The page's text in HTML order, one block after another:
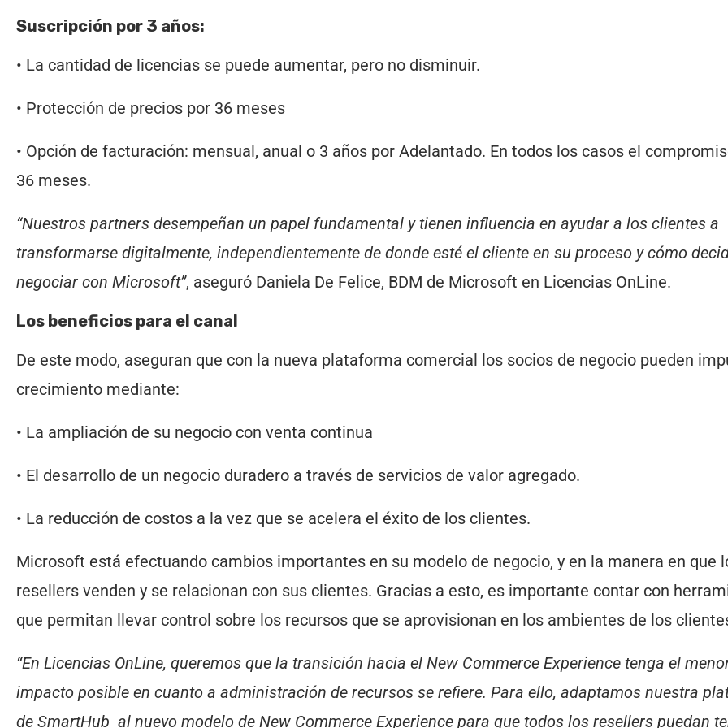
Suscripción por 3 años:
• La cantidad de licencias se puede aumentar, pero no disminuir.
• Protección de precios por 36 meses
• Opción de facturación: mensual, anual o 3 años por Adelantado. En todos los casos el
36 meses.
“Nuestros partners desempeñan un papel fundamental y tienen influencia en ayudar a los clientes a
transformarse digitalmente, independientemente de donde esté el cliente en su proceso y cómo
negociar con Microsoft”, aseguró Daniela De Felice, BDM de Microsoft en Licencias OnLine.
Los beneficios para el canal
De este modo, aseguran que con la nueva plataforma comercial los socios de negocio pueden
crecimiento mediante:
• La ampliación de su negocio con venta continua
• El desarrollo de un negocio duradero a través de servicios de valor agregado.
• La reducción de costos a la vez que se acelera el éxito de los clientes.
Microsoft está efectuando cambios importantes en su modelo de negocio, y en la manera en que
resellers venden y se relacionan con sus clientes. Gracias a esto, es importante contar con
que permitan llevar control sobre los recursos que se aprovisionan en los ambientes de los
“En Licencias OnLine, queremos que la transición hacia el New Commerce Experience tenga el
impacto posible en cuanto a administración de recursos se refiere. Para ello, adaptamos nuestra
de SmartHub al nuevo modelo de New Commerce Experience para que todos los resellers puedan